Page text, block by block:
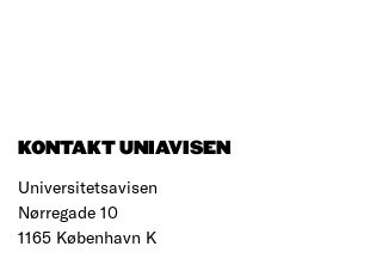
KONTAKT UNIAVISEN
Universitetsavisen
Nørregade 10
1165 København K